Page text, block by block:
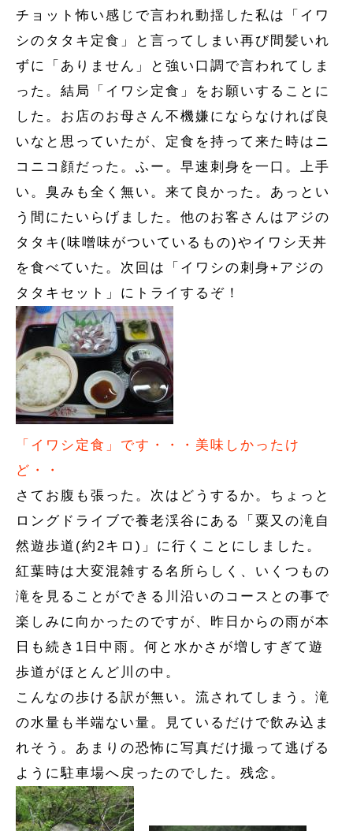
チョット怖い感じで言われ動揺した私は「イワ
シのタタキ定食」と言ってしまい再び間髪いれ
ずに「ありません」と強い口調で言われてしま
った。結局「イワシ定食」をお願いすることに
した。お店のお母さん不機嫌にならなければ良
いなと思っていたが、定食を持って来た時はニ
コニコ顔だった。ふー。早速刺身を一口。上手
い。臭みも全く無い。来て良かった。あっとい
う間にたいらげました。他のお客さんはアジの
タタキ(味噌味がついているもの)やイワシ天丼
を食べていた。次回は「イワシの刺身+アジの
タタキセット」にトライするぞ！
「イワシ定食」です・・・美味しかったけ
ど・・
さてお腹も張った。次はどうするか。ちょっと
ロングドライブで養老渓谷にある「粟又の滝自
然遊歩道(約2キロ)」に行くことにしました。
紅葉時は大変混雑する名所らしく、いくつもの
滝を見ることができる川沿いのコースとの事で
楽しみに向かったのですが、昨日からの雨が本
日も続き1日中雨。何と水かさが増しすぎて遊
歩道がほとんど川の中。
こんなの歩ける訳が無い。流されてしまう。滝
の水量も半端ない量。見ているだけで飲み込ま
れそう。あまりの恐怖に写真だけ撮って逃げる
ように駐車場へ戻ったのでした。残念。